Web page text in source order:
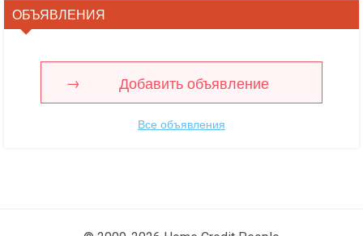
ОБЪЯВЛЕНИЯ
Добавить объявление
Все объявления